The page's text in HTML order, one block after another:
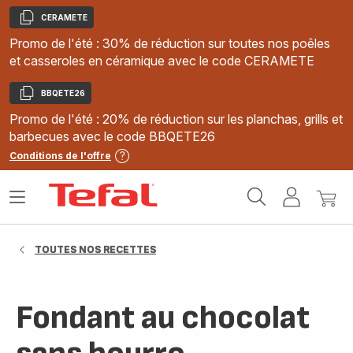
Copier
CERAMETE
Promo de l'été : 30% de réduction sur toutes nos poêles
et casseroles en céramique avec le code CERAMETE
Copier
BBQETE26
Promo de l'été : 20% de réduction sur les planchas, grills et
barbecues avec le code BBQETE26
Conditions de l'offre
MonMon
Ouvrir
TOUTES NOS RECETTES
Fondant au chocolat